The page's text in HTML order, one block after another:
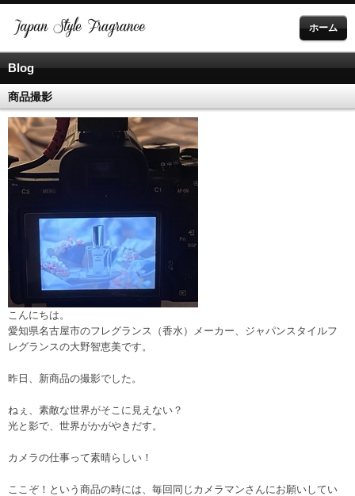
ホーム
Blog
商品撮影
こんにちは。
愛知県名古屋市のフレグランス（香水）メーカー、ジャパンスタイルフ
レグランスの大野智恵美です。
昨日、新商品の撮影でした。
ねぇ、素敵な世界がそこに見えない？
光と影で、世界がかがやきだす。
カメラの仕事って素晴らしい！
ここぞ！という商品の時には、毎回同じカメラマンさんにお願いしてい